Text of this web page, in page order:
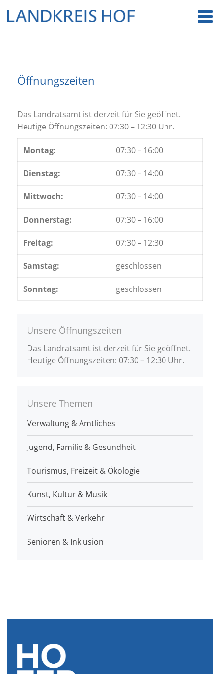
Öffnungszeiten
Das Landratsamt ist derzeit für Sie geöffnet.
Heutige Öffnungszeiten: 07:30 – 12:30 Uhr.
Montag: 07:30 – 16:00
Dienstag: 07:30 – 14:00
Mittwoch: 07:30 – 14:00
Donnerstag: 07:30 – 16:00
Freitag: 07:30 – 12:30
Samstag: geschlossen
Sonntag: geschlossen
Unsere Öffnungszeiten
Das Landratsamt ist derzeit für Sie geöffnet.
Heutige Öffnungszeiten: 07:30 – 12:30 Uhr.
Unsere Themen
Verwaltung & Amtliches
Jugend, Familie & Gesundheit
Tourismus, Freizeit & Ökologie
Kunst, Kultur & Musik
Wirtschaft & Verkehr
Senioren & Inklusion